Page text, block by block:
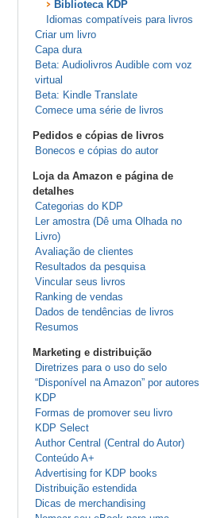
Biblioteca KDP
Idiomas compatíveis para livros
Criar um livro
Capa dura
Beta: Audiolivros Audible com voz
virtual
Beta: Kindle Translate
Comece uma série de livros
Pedidos e cópias de livros
Bonecos e cópias do autor
Loja da Amazon e página de
detalhes
Categorias do KDP
Ler amostra (Dê uma Olhada no
Livro)
Avaliação de clientes
Resultados da pesquisa
Vincular seus livros
Ranking de vendas
Dados de tendências de livros
Resumos
Marketing e distribuição
Diretrizes para o uso do selo
“Disponível na Amazon” por autores
KDP
Formas de promover seu livro
KDP Select
Author Central (Central do Autor)
Conteúdo A+
Advertising for KDP books
Distribuição estendida
Dicas de merchandising